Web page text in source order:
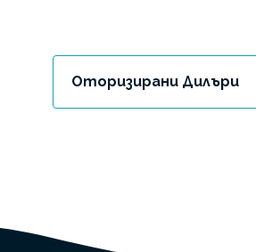
Оторизирани Дилъри